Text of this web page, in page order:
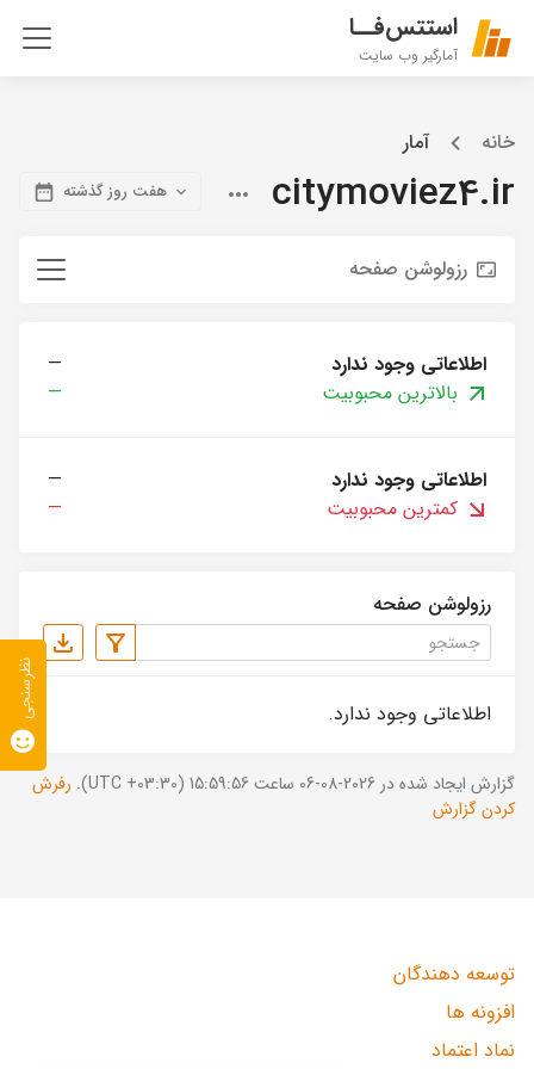
استتس‌فــا
آمارگیر وب سایت
خانه آمار
citymoviez4.ir هفت روز گذشته
رزولوشن صفحه
اطلاعاتی وجود ندارد
—
بالاترین محبوبیت
—
اطلاعاتی وجود ندارد
—
کمترین محبوبیت
—
رزولوشن صفحه
اطلاعاتی وجود ندارد.
گزارش ایجاد شده در 2026-08-06 ساعت 15:59:56 (UTC +03:30).
رفرش
کردن گزارش
توسعه دهندگان
افزونه ها
نماد اعتماد
نظرسنجی